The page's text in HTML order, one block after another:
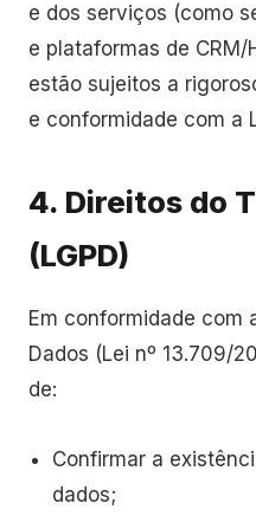
e dos serviços (como
e plataformas de
estão sujeitos a
e conformidade com a
4. Direitos do
(LGPD)
Em conformidade com
Dados (Lei nº 13.709/
de:
Confirmar a
dados;